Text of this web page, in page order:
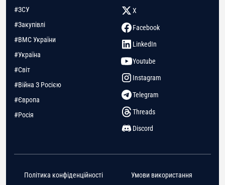
#ЗСУ
#Закупівлі
#ВМС України
#Україна
#Світ
#Війна З Росією
#Європа
#Росія
X
Facebook
LinkedIn
Youtube
Instagram
Telegram
Threads
Discord
Політика конфіденційності Умови використання